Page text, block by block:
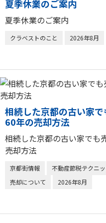
夏季休業のご案内
夏季休業のご案内
クラベストのこと 2026年8月
相続した京都の古い家
60年の売却方法
相続した京都の古い家でも
売却方法
京都街情報 不動産節税テクニ
売却について
2026年8月